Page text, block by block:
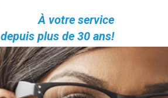
À votre service
depuis plus de 30 ans!